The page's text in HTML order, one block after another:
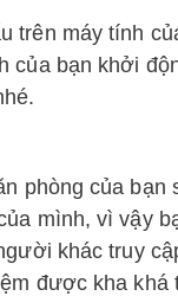
trên máy tính
của bạn khởi
phòng của
mình, vì vậy
khác truy
được kha